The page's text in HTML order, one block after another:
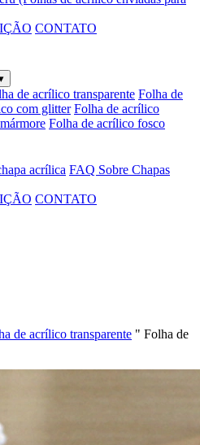
CONTATO
de acrílico transparente Folha de
com glitter Folha de acrílico
Folha de acrílico fosco
acrílica FAQ Sobre Chapas
CONTATO
de acrílico transparente " Folha de